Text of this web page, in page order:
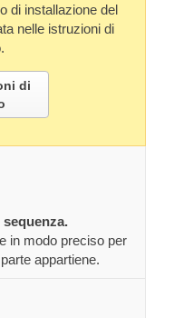
di installazione del
nelle istruzioni di
di
in modo preciso per
appartiene.